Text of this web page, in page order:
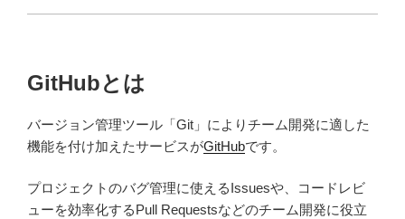
GitHubとは
バージョン管理ツール「Git」によりチーム開発に適した
機能を付け加えたサービスがGitHubです。
プロジェクトのバグ管理に使えるIssuesや、コードレビ
ューを効率化するPull Requestsなどのチーム開発に役立